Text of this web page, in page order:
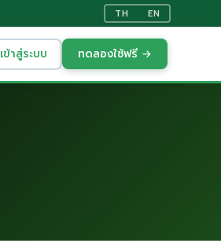
TH EN
เข้าสู่ระบบ ทดลองใช้ฟรี →